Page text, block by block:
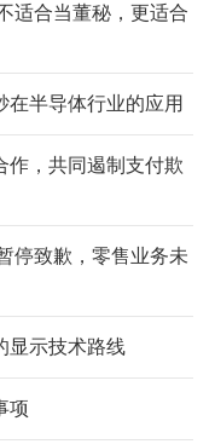
适合当董秘，更适合
在半导体行业的应用
，共同遏制支付欺
停致歉，零售业务未
显示技术路线
项